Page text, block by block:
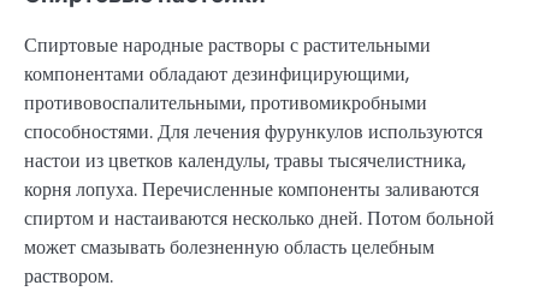
Спиртовые народные растворы с растительными
компонентами обладают дезинфицирующими,
противовоспалительными, противомикробными
способностями. Для лечения фурункулов используются
настои из цветков календулы, травы тысячелистника,
корня лопуха. Перечисленные компоненты заливаются
спиртом и настаиваются несколько дней. Потом больной
может смазывать болезненную область целебным
раствором.